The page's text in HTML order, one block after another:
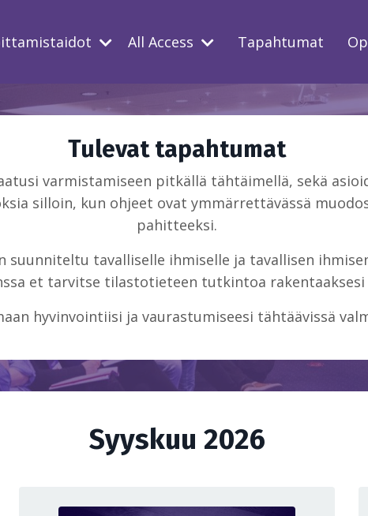
All Access Tapahtumat
Tulevat tapahtumat
varmistamiseen pitkällä tähtäimellä, sekä
silloin, kun ohjeet ovat ymmärrettävässä
pahitteeksi.
suunniteltu tavalliselle ihmiselle ja tavallisen
et tarvitse tilastotieteen tutkintoa rakentaaksesi
hyvinvointiisi ja vaurastumiseesi tähtäävissä
Syyskuu 2026